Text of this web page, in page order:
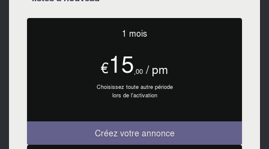
1 mois
€15 ,00 / pm
Choisissez toute autre période
lors de l'activation
Créez votre annonce